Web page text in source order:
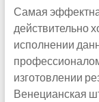
Самая
действительно
исполнении
изготовлении
Венецианская